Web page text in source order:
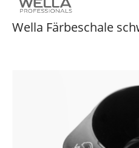
Wella Färbeschale